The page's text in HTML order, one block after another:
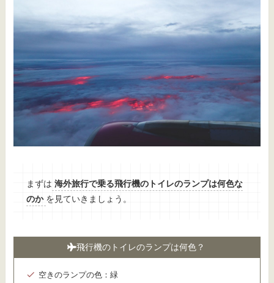
まずは 海外旅行で乗る飛行機のトイレのランプは何色な
のか を見ていきましょう。
飛行機のトイレのランプは何色？
空きのランプの色：緑